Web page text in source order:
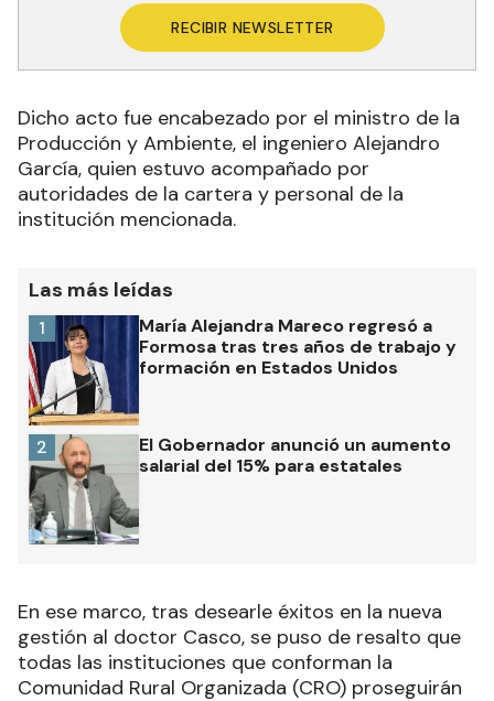
RECIBIR NEWSLETTER
Dicho acto fue encabezado por el ministro de la
Producción y Ambiente, el ingeniero Alejandro
García, quien estuvo acompañado por
autoridades de la cartera y personal de la
institución mencionada.
Las más leídas
María Alejandra Mareco regresó a
Formosa tras tres años de trabajo y
formación en Estados Unidos
1
El Gobernador anunció un aumento
salarial del 15% para estatales
2
En ese marco, tras desearle éxitos en la nueva
gestión al doctor Casco, se puso de resalto que
todas las instituciones que conforman la
Comunidad Rural Organizada (CRO) proseguirán